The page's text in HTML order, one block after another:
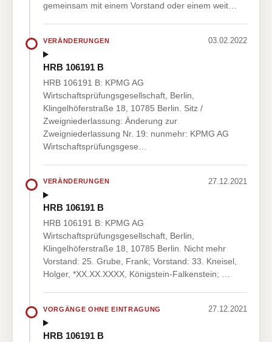
gemeinsam mit einem Vorstand oder einem weit…
VERÄNDERUNGEN 03.02.2022
HRB 106191 B
HRB 106191 B: KPMG AG
Wirtschaftsprüfungsgesellschaft, Berlin,
Klingelhöferstraße 18, 10785 Berlin. Sitz /
Zweigniederlassung: Änderung zur
Zweigniederlassung Nr. 19: nunmehr: KPMG AG
Wirtschaftsprüfungsgese…
VERÄNDERUNGEN 27.12.2021
HRB 106191 B
HRB 106191 B: KPMG AG
Wirtschaftsprüfungsgesellschaft, Berlin,
Klingelhöferstraße 18, 10785 Berlin. Nicht mehr
Vorstand: 25. Grube, Frank; Vorstand: 33. Kneisel,
Holger, *XX.XX.XXXX, Königstein-Falkenstein; …
VORGÄNGE OHNE EINTRAGUNG 27.12.2021
HRB 106191 B